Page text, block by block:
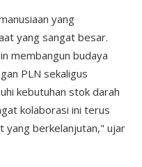
yang
yang sangat besar.
membangun budaya
PLN sekaligus
kebutuhan stok darah
kolaborasi ini terus
yang berkelanjutan," ujar